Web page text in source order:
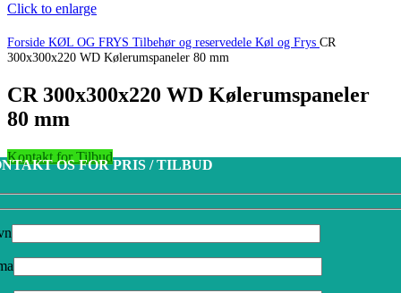
Click to enlarge
Forside KØL OG FRYS Tilbehør og reservedele Køl og Frys CR
300x300x220 WD Kølerumspaneler 80 mm
CR 300x300x220 WD Kølerumspaneler
80 mm
Kontakt for Tilbud
OS FOR PRIS / TILBUD